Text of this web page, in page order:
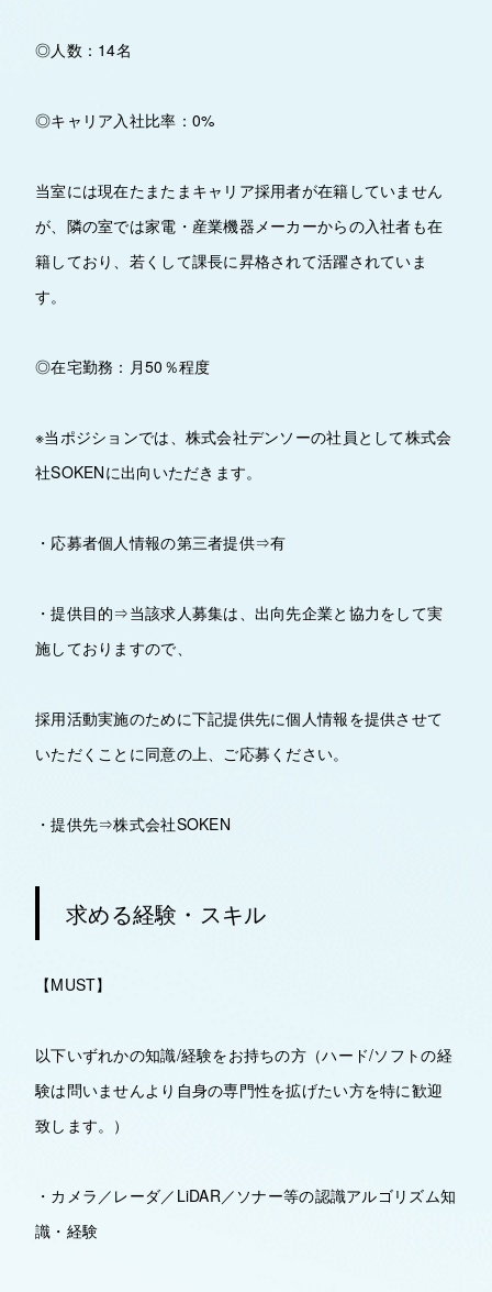
◎人数：14名
◎キャリア入社比率：0%
当室には現在たまたまキャリア採用者が在籍していません
が、隣の室では家電・産業機器メーカーからの入社者も在
籍しており、若くして課長に昇格されて活躍されていま
す。
◎在宅勤務：月50％程度
※当ポジションでは、株式会社デンソーの社員として株式会
社SOKENに出向いただきます。
・応募者個人情報の第三者提供⇒有
・提供目的⇒当該求人募集は、出向先企業と協力をして実
施しておりますので、
採用活動実施のために下記提供先に個人情報を提供させて
いただくことに同意の上、ご応募ください。
・提供先⇒株式会社SOKEN
求める経験・スキル
【MUST】
以下いずれかの知識/経験をお持ちの方（ハード/ソフトの経
験は問いませんより自身の専門性を拡げたい方を特に歓迎
致します。）
・カメラ／レーダ／LiDAR／ソナー等の認識アルゴリズム知
識・経験